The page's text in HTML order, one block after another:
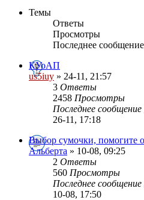
Темы
Ответы
Просмотры
Последнее сообщение
КУоАП
us5iuy » 24-11, 21:57
3 Ответы
2458 Просмотры
Последнее сообщение
26-11, 17:18
Выбор сумочки, помогите
Альберта » 10-08, 09:25
2 Ответы
560 Просмотры
Последнее сообщение
10-08, 17:50